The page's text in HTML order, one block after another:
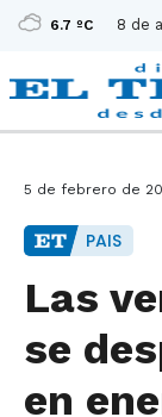
6.7 ºC 8 de
5 de febrero de
PAIS
Las
se
en